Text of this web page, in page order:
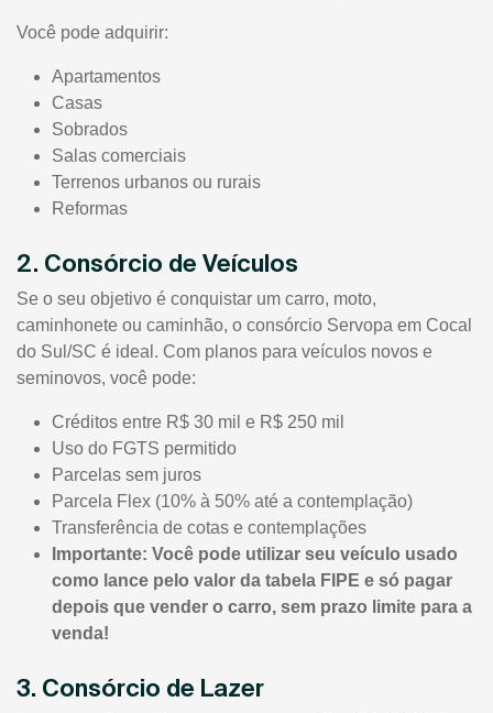
Você pode adquirir:
Apartamentos
Casas
Sobrados
Salas comerciais
Terrenos urbanos ou rurais
Reformas
2. Consórcio de Veículos
Se o seu objetivo é conquistar um carro, moto,
caminhonete ou caminhão, o consórcio Servopa em Cocal
do Sul/SC é ideal. Com planos para veículos novos e
seminovos, você pode:
Créditos entre R$ 30 mil e R$ 250 mil
Uso do FGTS permitido
Parcelas sem juros
Parcela Flex (10% à 50% até a contemplação)
Transferência de cotas e contemplações
Importante: Você pode utilizar seu veículo usado
como lance pelo valor da tabela FIPE e só pagar
depois que vender o carro, sem prazo limite para a
venda!
3. Consórcio de Lazer